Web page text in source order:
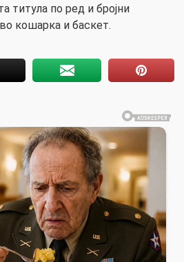
титула по ред и бројни
кошарка и баскет.